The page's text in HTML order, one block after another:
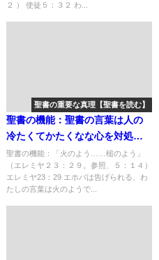
２ ） 使徒５：３２ わ...
聖書の重要な真理【聖書を読む】
聖書の機能：聖書の言葉は人の
冷たくてかたくなな心を対処す
る力を持っている「火のよう…
槌のよう」：聖書の重要な真理
【聖書を読む】(１３)
聖書の機能：「火のよう……槌のよう」
（エレミヤ２３：２９。参照、５：１４）
エレミヤ23：29 エホバは告げられる、わ
たしの言葉は火のようで...